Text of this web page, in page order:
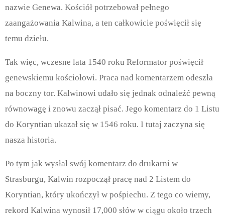
nazwie Genewa. Kościół potrzebował pełnego
zaangażowania Kalwina, a ten całkowicie poświęcił się
temu dziełu.
Tak więc, wczesne lata 1540 roku Reformator poświęcił
genewskiemu kościołowi. Praca nad komentarzem odeszła
na boczny tor. Kalwinowi udało się jednak odnaleźć pewną
równowagę i znowu zaczął pisać. Jego komentarz do 1 Listu
do Koryntian ukazał się w 1546 roku. I tutaj zaczyna się
nasza historia.
Po tym jak wysłał swój komentarz do drukarni w
Strasburgu, Kalwin rozpoczął pracę nad 2 Listem do
Koryntian, który ukończył w pośpiechu. Z tego co wiemy,
rekord Kalwina wynosił 17,000 słów w ciągu około trzech